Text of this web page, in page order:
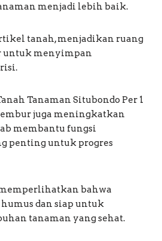
menjadi lebih baik.
tanah, menjadikan ruang
untuk menyimpan
Tanaman Situbondo Per 1
juga meningkatkan
membantu fungsi
penting untuk progres
bahwa
dan siap untuk
tanaman yang sehat.